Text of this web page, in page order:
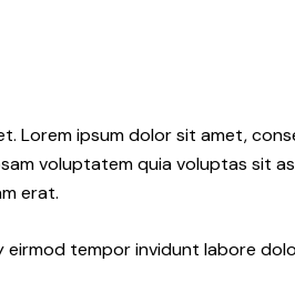
Lorem ipsum dolor sit amet,
voluptatem quia voluptas sit
erat.
tempor invidunt labore